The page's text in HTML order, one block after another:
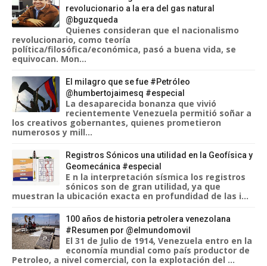
revolucionario a la era del gas natural
@bguzqueda
Quienes consideran que el nacionalismo
revolucionario, como teoría
política/filosófica/económica, pasó a buena vida, se
equivocan. Mon...
El milagro que se fue #Petróleo
@humbertojaimesq #especial
La desaparecida bonanza que vivió
recientemente Venezuela permitió soñar a
los creativos gobernantes, quienes prometieron
numerosos y mill...
Registros Sónicos una utilidad en la Geofísica y
Geomecánica #especial
E n la interpretación sísmica los registros
sónicos son de gran utilidad, ya que
muestran la ubicación exacta en profundidad de las i...
100 años de historia petrolera venezolana
#Resumen por @elmundomovil
El 31 de Julio de 1914, Venezuela entro en la
economía mundial como país productor de
Petroleo, a nivel comercial, con la explotación del ...